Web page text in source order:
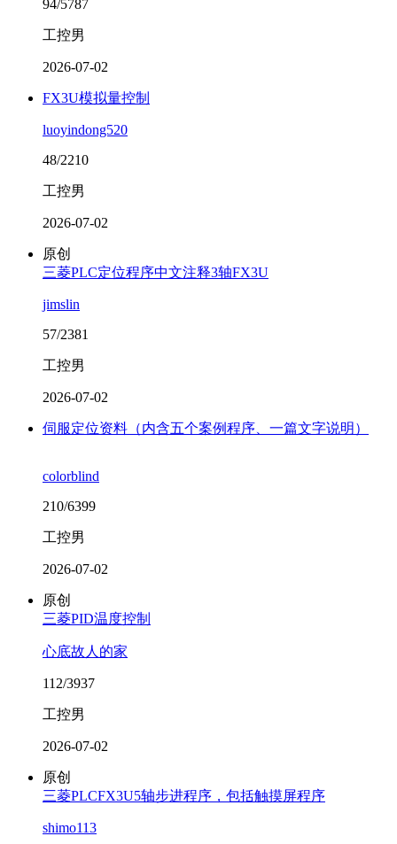
94/5787
工控男
2026-07-02
FX3U模拟量控制
luoyindong520
48/2210
工控男
2026-07-02
原创
三菱PLC定位程序中文注释3轴FX3U
jimslin
57/2381
工控男
2026-07-02
伺服定位资料（内含五个案例程序、一篇文字说明）
colorblind
210/6399
工控男
2026-07-02
原创
三菱PID温度控制
心底故人的家
112/3937
工控男
2026-07-02
原创
三菱PLCFX3U5轴步进程序，包括触摸屏程序
shimo113